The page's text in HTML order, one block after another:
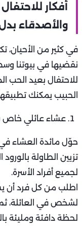
أفكار
والأصدقاء
في كثير من
نقضيها في بيوتنا
للاحتفال بعيد الحب
الحبيب يمكنك
عشاء عائلي خاص
حوّل مائدة العشاء
تزيين الطاولة
لجميع أفراد الأسرة.
اطلب من كل فرد أن
لشخص في العائلة، ثم
لحظة دافئة ومليئة